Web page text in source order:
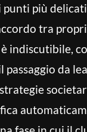
più
tra
indiscutibile,
passaggio da